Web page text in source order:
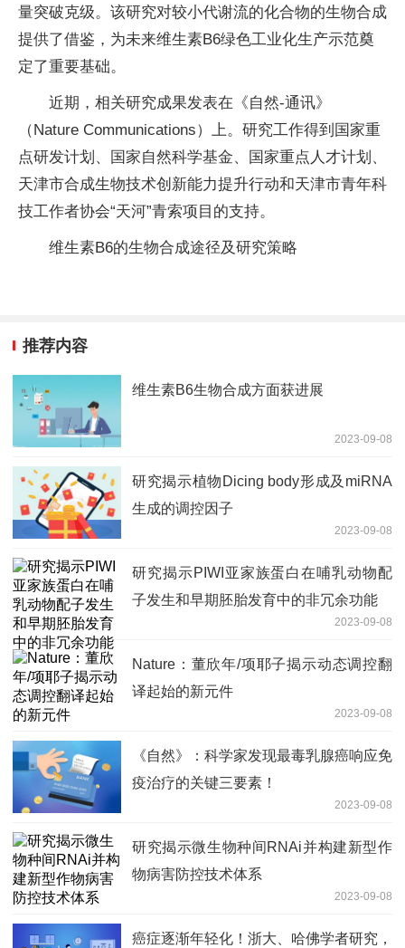
量突破克级。该研究对较小代谢流的化合物的生物合成
提供了借鉴，为未来维生素B6绿色工业化生产示范奠
定了重要基础。
近期，相关研究成果发表在《自然-通讯》
（Nature Communications）上。研究工作得到国家重
点研发计划、国家自然科学基金、国家重点人才计划、
天津市合成生物技术创新能力提升行动和天津市青年科
技工作者协会“天河”青索项目的支持。
维生素B6的生物合成途径及研究策略
推荐内容
维生素B6生物合成方面获进展
2023-09-08
研究揭示植物Dicing body形成及miRNA
生成的调控因子
2023-09-08
研究揭示PIWI亚家族蛋白在哺乳动物配
子发生和早期胚胎发育中的非冗余功能
2023-09-08
Nature：董欣年/项耶子揭示动态调控翻
译起始的新元件
2023-09-08
《自然》：科学家发现最毒乳腺癌响应免
疫治疗的关键三要素！
2023-09-08
研究揭示微生物种间RNAi并构建新型作
物病害防控技术体系
2023-09-08
癌症逐渐年轻化！浙大、哈佛学者研究，